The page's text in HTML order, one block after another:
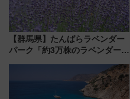
【群馬県】たんばらラベンダー
パーク「約3万株のラベンダー」
で都心から約1時間半で夏の絶景